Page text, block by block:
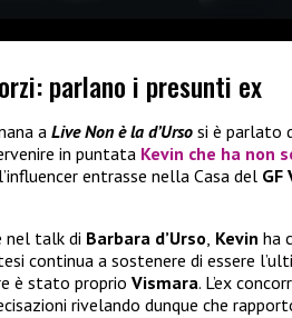
parlano i presunti ex
a Live Non è la d’Urso si è parlato
in puntata Kevin che ha non
entrasse nella Casa del GF
nel talk di Barbara d’Urso, Kevin ha
continua a sostenere di essere
è stato proprio Vismara. L’ex
rivelando dunque che